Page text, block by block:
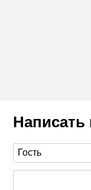
Написать